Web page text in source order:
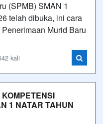
(SPMB) SMAN 1
telah dibuka, ini cara
Murid Baru
kali
1 NATAR TAHUN